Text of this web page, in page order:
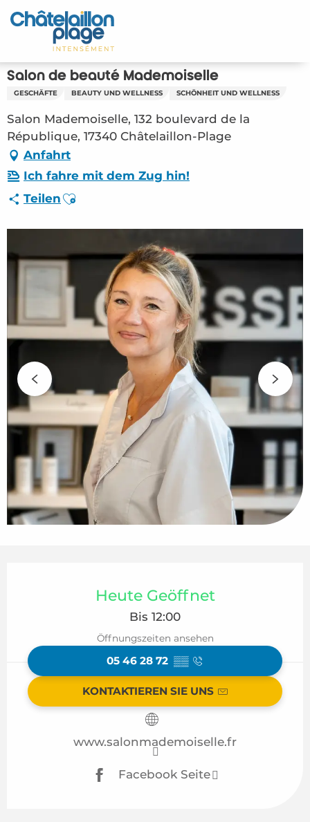
Aller
au
principal
Startseite - DE
Entdecken Sie
Aktivitäten
Zu leben
Treffpunkt
Ihr Aufenthalt - DE
ORG – Salon de beauté Mademoiselle
(Châtelaillon-Plage) #2808504
Salon de beauté Mademoiselle
GESCHÄFTE BEAUTY UND WELLNESS SCHÖNHEIT UND WELLNESS
Salon Mademoiselle, 132 boulevard de la
République, 17340 Châtelaillon-Plage
Anfahrt
Ich fahre mit dem Zug hin!
Teilen Ajouter aux favoris
Heute Geöffnet
Bis 12:00
Öffnungszeiten ansehen
05 46 28 72 ▒▒
KONTAKTIEREN SIE UNS
www.salonmademoiselle.fr
Facebook Seite